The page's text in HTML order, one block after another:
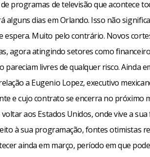
programas de televisão que acontece
alguns dias em Orlando. Isso não
espera. Muito pelo contrário. Novos
agora atingindo setores como
pareciam livres de qualquer risco. Ainda
a Eugenio Lopez, executivo
e cujo contrato se encerra no próximo
aos Estados Unidos, onde vive a
à sua programação, fontes otimistas
ainda em março, período em que